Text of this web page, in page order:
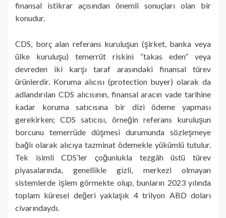
finansal istikrar açısından önemli sonuçları olan bir
konudur.
CDS, borç alan referans kuruluşun (şirket, banka veya
ülke kuruluşu) temerrüt riskini “takas eden” veya
devreden iki karşı taraf arasındaki finansal türev
ürünlerdir. Koruma alıcısı (protection buyer) olarak da
adlandırılan CDS alıcısının, finansal aracın vade tarihine
kadar koruma satıcısına bir dizi ödeme yapması
gerekirken; CDS satıcısı, örneğin referans kuruluşun
borcunu temerrüde düşmesi durumunda sözleşmeye
bağlı olarak alıcıya tazminat ödemekle yükümlü tutulur.
Tek isimli CDS’ler çoğunlukla tezgâh üstü türev
piyasalarında, genellikle gizli, merkezi olmayan
sistemlerde işlem görmekte olup, bunların 2023 yılında
toplam küresel değeri yaklaşık 4 trilyon ABD doları
civarındaydı.